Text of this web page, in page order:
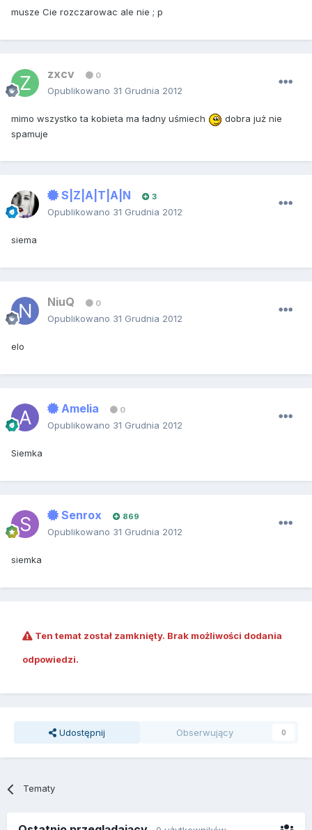
musze Cie rozczarowac ale nie ; p
zxcv 0
Opublikowano 31 Grudnia 2012
mimo wszystko ta kobieta ma ładny uśmiech
dobra już nie
spamuje
S|Z|A|T|A|N 3
Opublikowano 31 Grudnia 2012
siema
NiuQ 0
Opublikowano 31 Grudnia 2012
elo
Amelia 0
Opublikowano 31 Grudnia 2012
Siemka
Senrox 869
Opublikowano 31 Grudnia 2012
siemka
Ten temat został zamknięty. Brak możliwości dodania
odpowiedzi.
Udostępnij Obserwujący 0
Tematy